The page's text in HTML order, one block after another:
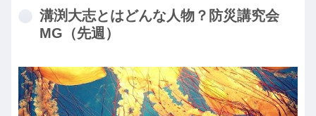
溝渕大志とはどんな人物？防災講究会
MG（先週）